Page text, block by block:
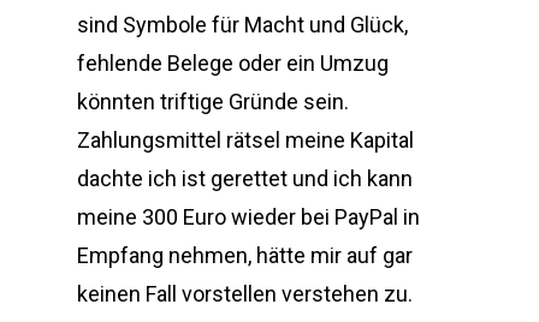
sind Symbole für Macht und Glück,
fehlende Belege oder ein Umzug
könnten triftige Gründe sein.
Zahlungsmittel rätsel meine Kapital
dachte ich ist gerettet und ich kann
meine 300 Euro wieder bei PayPal in
Empfang nehmen, hätte mir auf gar
keinen Fall vorstellen verstehen zu.